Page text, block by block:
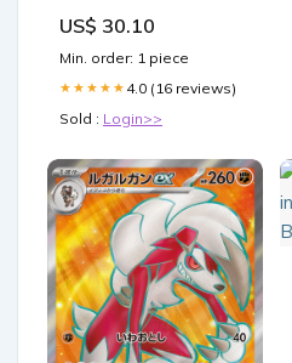
US$ 30.10
Min. order: 1 piece
★★★★★ 4.0 (16 reviews)
Sold : Login>>